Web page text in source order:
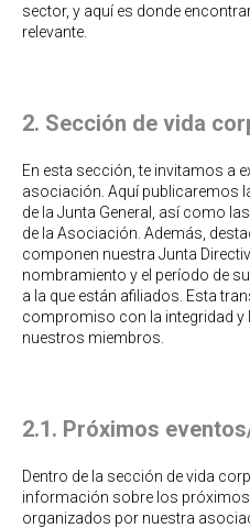
sector, y aquí es donde
relevante.
2. Sección de vida
En esta sección, te invitamos a
asociación. Aquí publicaremos
de la Junta General, así como
de la Asociación. Además,
componen nuestra Junta
nombramiento y el período de
a la que están afiliados. Esta
compromiso con la integridad y
nuestros miembros.
2.1. Próximos
Dentro de la sección de vida
información sobre los
organizados por nuestra